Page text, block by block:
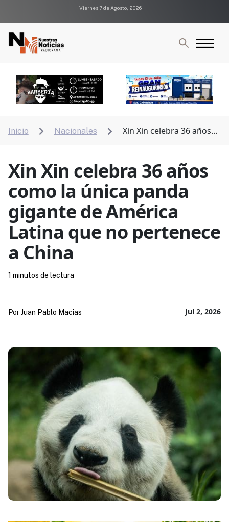
Viernes 7 de Agosto, 2026
Inicio  Nacionales 
Xin Xin celebra 36 años
Xin Xin celebra 36 años
como la única panda
gigante de América
Latina que no pertenece
a China
Jul 2, 2026
PorJuan Pablo Macias
1 minutos de lectura